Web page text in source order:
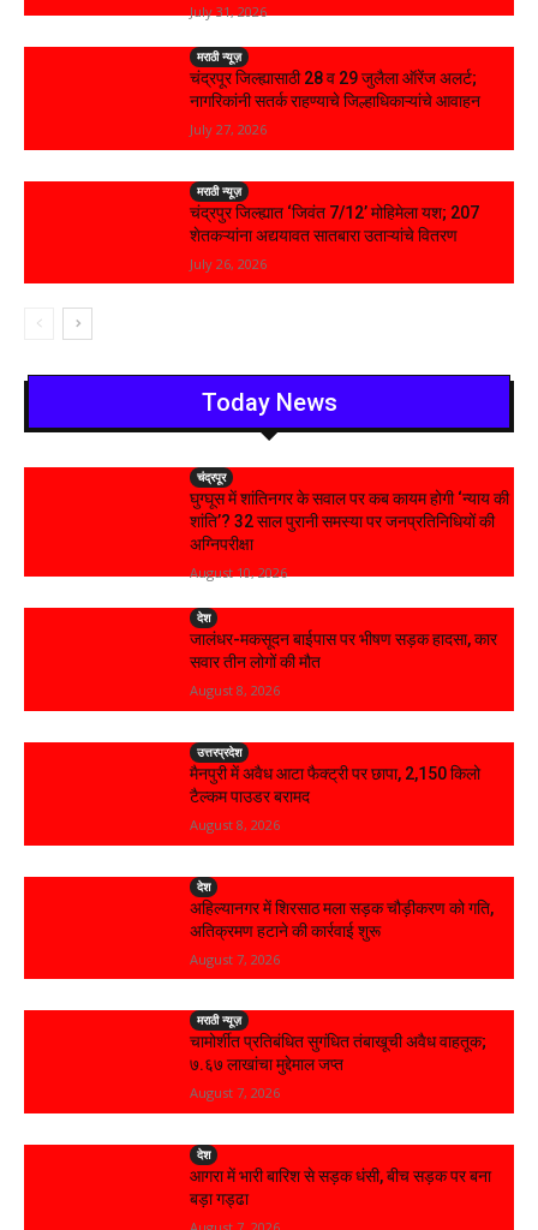
July 31, 2026
मराठी न्यूज़
चंद्रपूर जिल्ह्यासाठी 28 व 29 जुलैला ऑरेंज अलर्ट;
नागरिकांनी सतर्क राहण्याचे जिल्हाधिकाऱ्यांचे आवाहन
July 27, 2026
मराठी न्यूज़
चंद्रपुर जिल्ह्यात ‘जिवंत 7/12’ मोहिमेला यश; 207
शेतकऱ्यांना अद्ययावत सातबारा उताऱ्यांचे वितरण
July 26, 2026
Today News
चंद्रपूर
घुग्घूस में शांतिनगर के सवाल पर कब कायम होगी ‘न्याय की
शांति’? 32 साल पुरानी समस्या पर जनप्रतिनिधियों की
अग्निपरीक्षा
August 10, 2026
देश
जालंधर-मकसूदन बाईपास पर भीषण सड़क हादसा, कार
सवार तीन लोगों की मौत
August 8, 2026
उत्तरप्रदेश
मैनपुरी में अवैध आटा फैक्ट्री पर छापा, 2,150 किलो
टैल्कम पाउडर बरामद
August 8, 2026
देश
अहिल्यानगर में शिरसाठ मला सड़क चौड़ीकरण को गति,
अतिक्रमण हटाने की कार्रवाई शुरू
August 7, 2026
मराठी न्यूज़
चामोर्शीत प्रतिबंधित सुगंधित तंबाखूची अवैध वाहतूक;
₹७.६७ लाखांचा मुद्देमाल जप्त
August 7, 2026
देश
आगरा में भारी बारिश से सड़क धंसी, बीच सड़क पर बना
बड़ा गड्ढा